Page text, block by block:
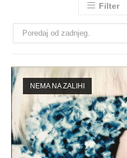
Filter
Poredaj od zadnjeg.
NEMA NA ZALIHI